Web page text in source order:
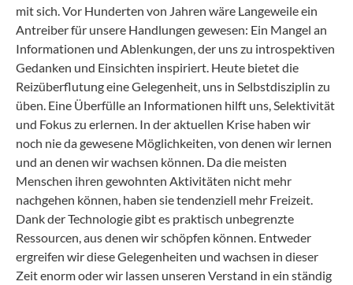
mit sich. Vor Hunderten von Jahren wäre Langeweile ein
Antreiber für unsere Handlungen gewesen: Ein Mangel an
Informationen und Ablenkungen, der uns zu introspektiven
Gedanken und Einsichten inspiriert. Heute bietet die
Reizüberflutung eine Gelegenheit, uns in Selbstdisziplin zu
üben. Eine Überfülle an Informationen hilft uns, Selektivität
und Fokus zu erlernen. In der aktuellen Krise haben wir
noch nieda gewesene Möglichkeiten, von denen wir lernen
und an denen wir wachsen können. Da die meisten
Menschen ihren gewohnten Aktivitäten nicht mehr
nachgehen können, haben sie tendenziell mehr Freizeit.
Dank der Technologie gibt es praktisch unbegrenzte
Ressourcen, aus denen wir schöpfen können. Entweder
ergreifen wir diese Gelegenheiten und wachsen in dieser
Zeit enorm oder wir lassen unseren Verstand in ein ständig